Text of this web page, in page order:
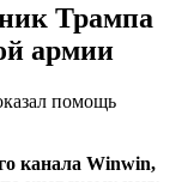
Трампа
армии
канала Winwin,